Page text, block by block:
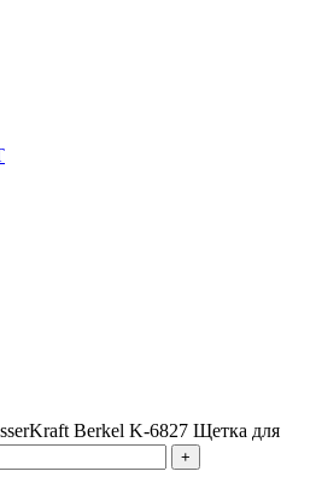
Berkel K-6827 Щетка для